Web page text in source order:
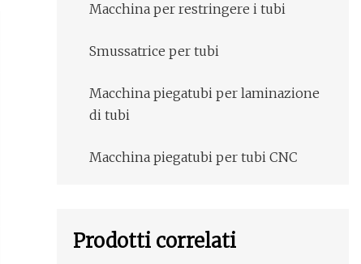
Macchina per restringere i tubi
Smussatrice per tubi
Macchina piegatubi per laminazione
di tubi
Macchina piegatubi per tubi CNC
Prodotti correlati